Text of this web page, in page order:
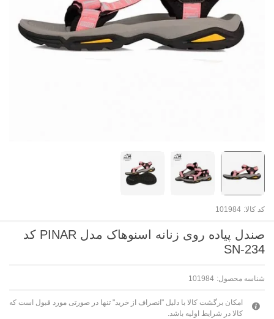
کد کالا: 101984
صندل پیاده روی زنانه اسنوهاک مدل PINAR کد
SN-234
شناسه محصول: 101984
امکان برگشت کالا با دلیل "انصراف از خرید" تنها در صورتی مورد قبول است که
کالا در شرایط اولیه باشد.